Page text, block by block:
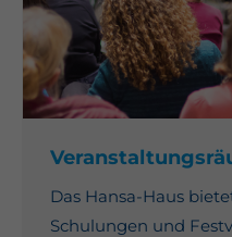
Get in touch
Cybersteel Inc.
376-293 City Road,
San Francisco, CA
Have any
+44 1234 567 890
Das Hansa-Haus
Schulungen und